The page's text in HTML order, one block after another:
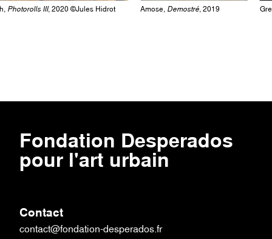
III, 2020 ©Jules Hidrot Amose,Demostré, 2019 Grems,
Fondation Desperados
pour l'art urbain
Contact
contact@fondation-desperados.fr